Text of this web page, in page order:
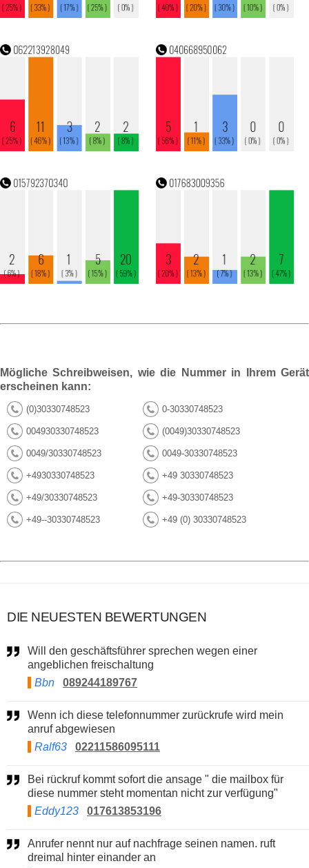
Mögliche Schreibweisen, wie die Nummer in Ihrem Gerät
erscheinen kann:
(0)30330748523 0-30330748523
004930330748523 (0049)30330748523
0049/30330748523 0049-30330748523
+4930330748523 +49 30330748523
+49/30330748523 +49-30330748523
+49--30330748523 +49 (0) 30330748523
DIE NEUESTEN BEWERTUNGEN
Will den geschäftsführer sprechen wegen einer
angeblichen freischaltung
Bbn
089244189767
Wenn ich diese telefonnummer zurückrufe wird mein
anruf abgewiesen
Ralf63
02211586095111
Bei rückruf kommt sofort die ansage " die mailbox für
diese nummer steht momentan nicht zur verfügung"
Eddy123
017613853196
Anrufer nennt nur auf nachfrage seinen namen. ruft
dreimal hinter einander an